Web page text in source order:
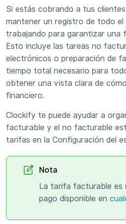
Si estás cobrando a tus
mantener un registro de todo el
trabajando para garantizar una
Esto incluye las tareas no
electrónicos o preparación de
tiempo total necesario para
obtener una vista clara de
financiero.
Clockify te puede ayudar a
facturable y el no facturable
tarifas en la Configuración del
Nota
La tarifa facturable es
pago disponible en